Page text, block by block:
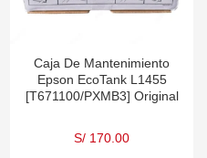
Caja De Mantenimiento
Epson EcoTank L1455
[T671100/PXMB3] Original
S/ 170.00